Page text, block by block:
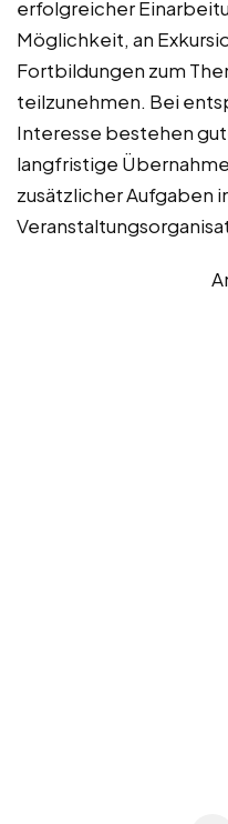
erfolgreicher
Möglichkeit, an
Fortbildungen zum
teilzunehmen. Bei
Interesse bestehen
langfristige
zusätzlicher Aufgaben